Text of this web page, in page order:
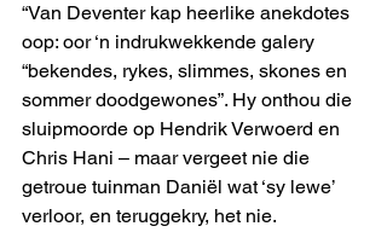
“Van Deventer kap heerlike anekdotes
oop: oor ‘n indrukwekkende galery
“bekendes, rykes, slimmes, skones en
sommer doodgewones”. Hy onthou die
sluipmoorde op Hendrik Verwoerd en
Chris Hani – maar vergeet nie die
getroue tuinman Daniël wat ‘sy lewe’
verloor, en teruggekry, het nie.